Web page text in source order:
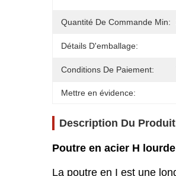
Quantité De Commande Min:
Détails D'emballage:
Conditions De Paiement:
Mettre en évidence:
Description Du Produit
Poutre en acier H
La poutre en I est une